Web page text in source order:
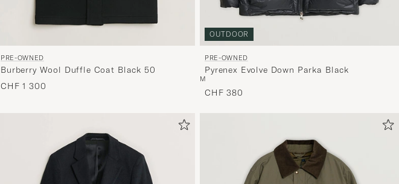
PRE-OWNED
Burberry Wool Duffle Coat Black 50
CHF 1 300
OUTDOOR
PRE-OWNED
Pyrenex Evolve Down Parka Black
M
CHF 380